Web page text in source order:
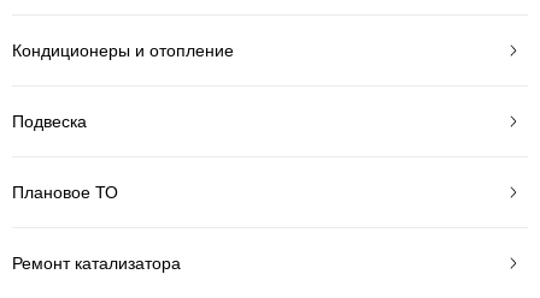
Кондиционеры и отопление
Подвеска
Плановое ТО
Ремонт катализатора